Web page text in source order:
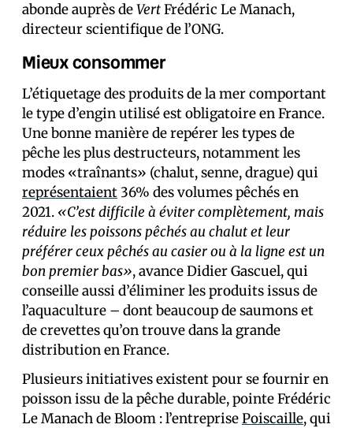
abonde auprès deVertFrédéric Le Manach,
directeur scientifique de l’ONG.
Mieux consommer
L’étiquetage des produits de la mer comportant
le type d’engin utilisé est obligatoire en France.
Une bonne manière de repérer les types de
pêche les plus destructeurs, notamment les
modes «traînants» (chalut, senne, drague) qui
représentaient36% des volumes pêchés en
2021. «C’est difficile à éviter complètement, mais
réduire les poissons pêchés au chalut et leur
préférer ceux pêchés au casier ou à la ligne est un
bon premier bas», avance Didier Gascuel, qui
conseille aussi d’éliminer les produits issus de
l’aquaculture – dont beaucoup de saumons et
de crevettes qu’on trouve dans la grande
distribution en France.
Plusieurs initiatives existent pour se fournir en
poisson issu de la pêche durable, pointe Frédéric
Le Manach de Bloom : l’entreprisePoiscaille, qui